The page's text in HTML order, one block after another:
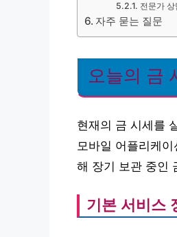
전문가
자주 묻는 질문
오늘의 금
현재의 금 시세를
모바일 어플리케
해 장기 보관 중인
기본 서비스